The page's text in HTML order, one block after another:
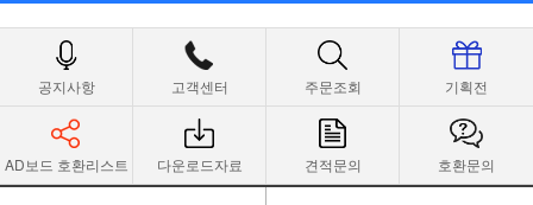
공지사항 고객센터 주문조회 기획전
AD보드 호환리스트 다운로드자료 견적문의 호환문의